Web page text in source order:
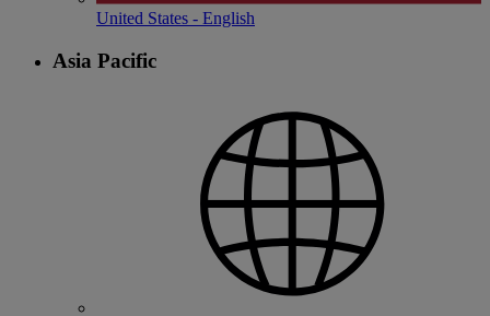
United States - English
Asia Pacific